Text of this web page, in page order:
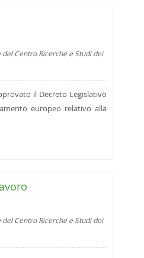
Centro Ricerche e Studi dei
il Decreto Legislativo
europeo relativo alla
Centro Ricerche e Studi dei